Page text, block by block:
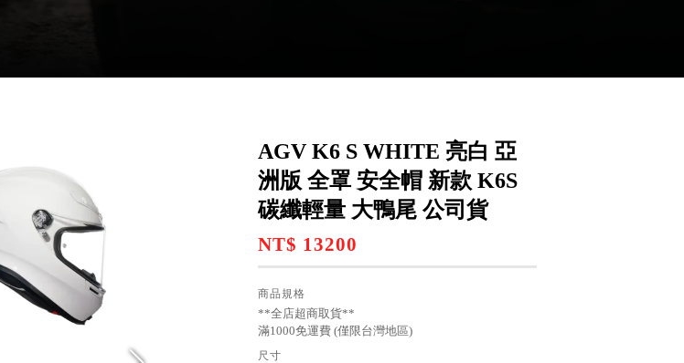
AGV K6 S WHITE 亮白 亞
洲版 全罩 安全帽 新款 K6S
碳纖輕量 大鴨尾 公司貨
NT$ 13200
商品規格
**全店超商取貨**
滿1000免運費 (僅限台灣地區)
尺寸